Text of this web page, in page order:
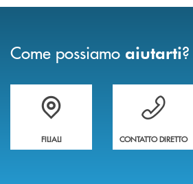
Come possiamo aiutarti?
Trova la filiale più vicina a te
FILIALI
Hai bisogno di
CONTATTO DIRETTO